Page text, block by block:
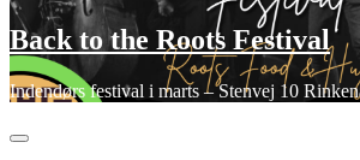
Back to the Roots Festival
Indendørs festival i marts – Stenvej 10